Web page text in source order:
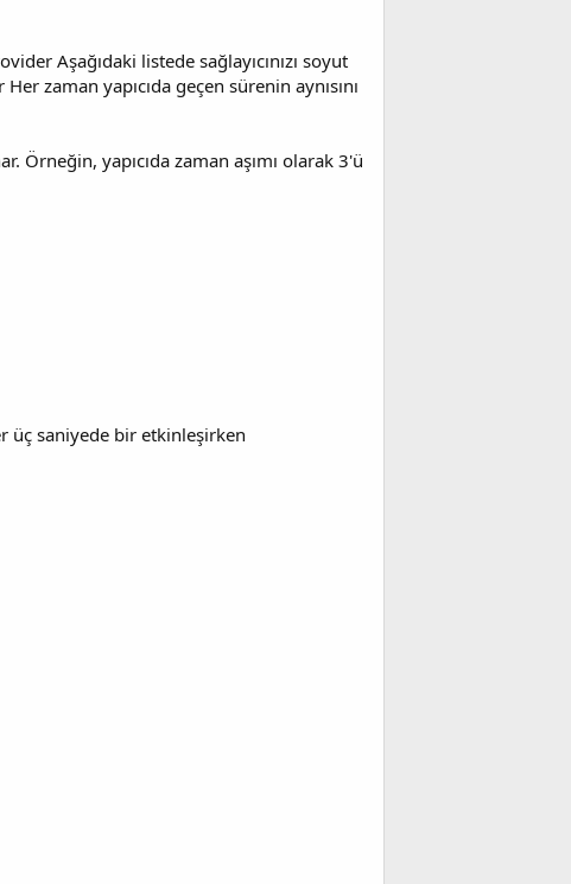
Aşağıdaki listede sağlayıcınızı soyut
zaman yapıcıda geçen sürenin aynısını
Örneğin, yapıcıda zaman aşımı olarak 3'ü
üç saniyede bir etkinleşirken